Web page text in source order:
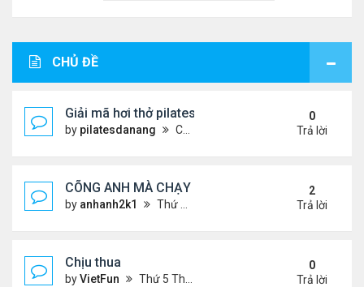
CHỦ ĐỀ
Giải mã hơi thở pilates: Chìa khóa vàng cho sức
by pilatesdanang Chủ nhật Tháng 7 27, 2025 12:57 pm
0
Trả lời
CÕNG ANH MÀ CHẠY
by anhanh2k1 Thứ 5 Tháng 5 16, 2024 2:19 am
2
Trả lời
Chịu thua
byVietFun Thứ 5 Tháng 6 22, 2023 12:26 pm
0
Trả lời